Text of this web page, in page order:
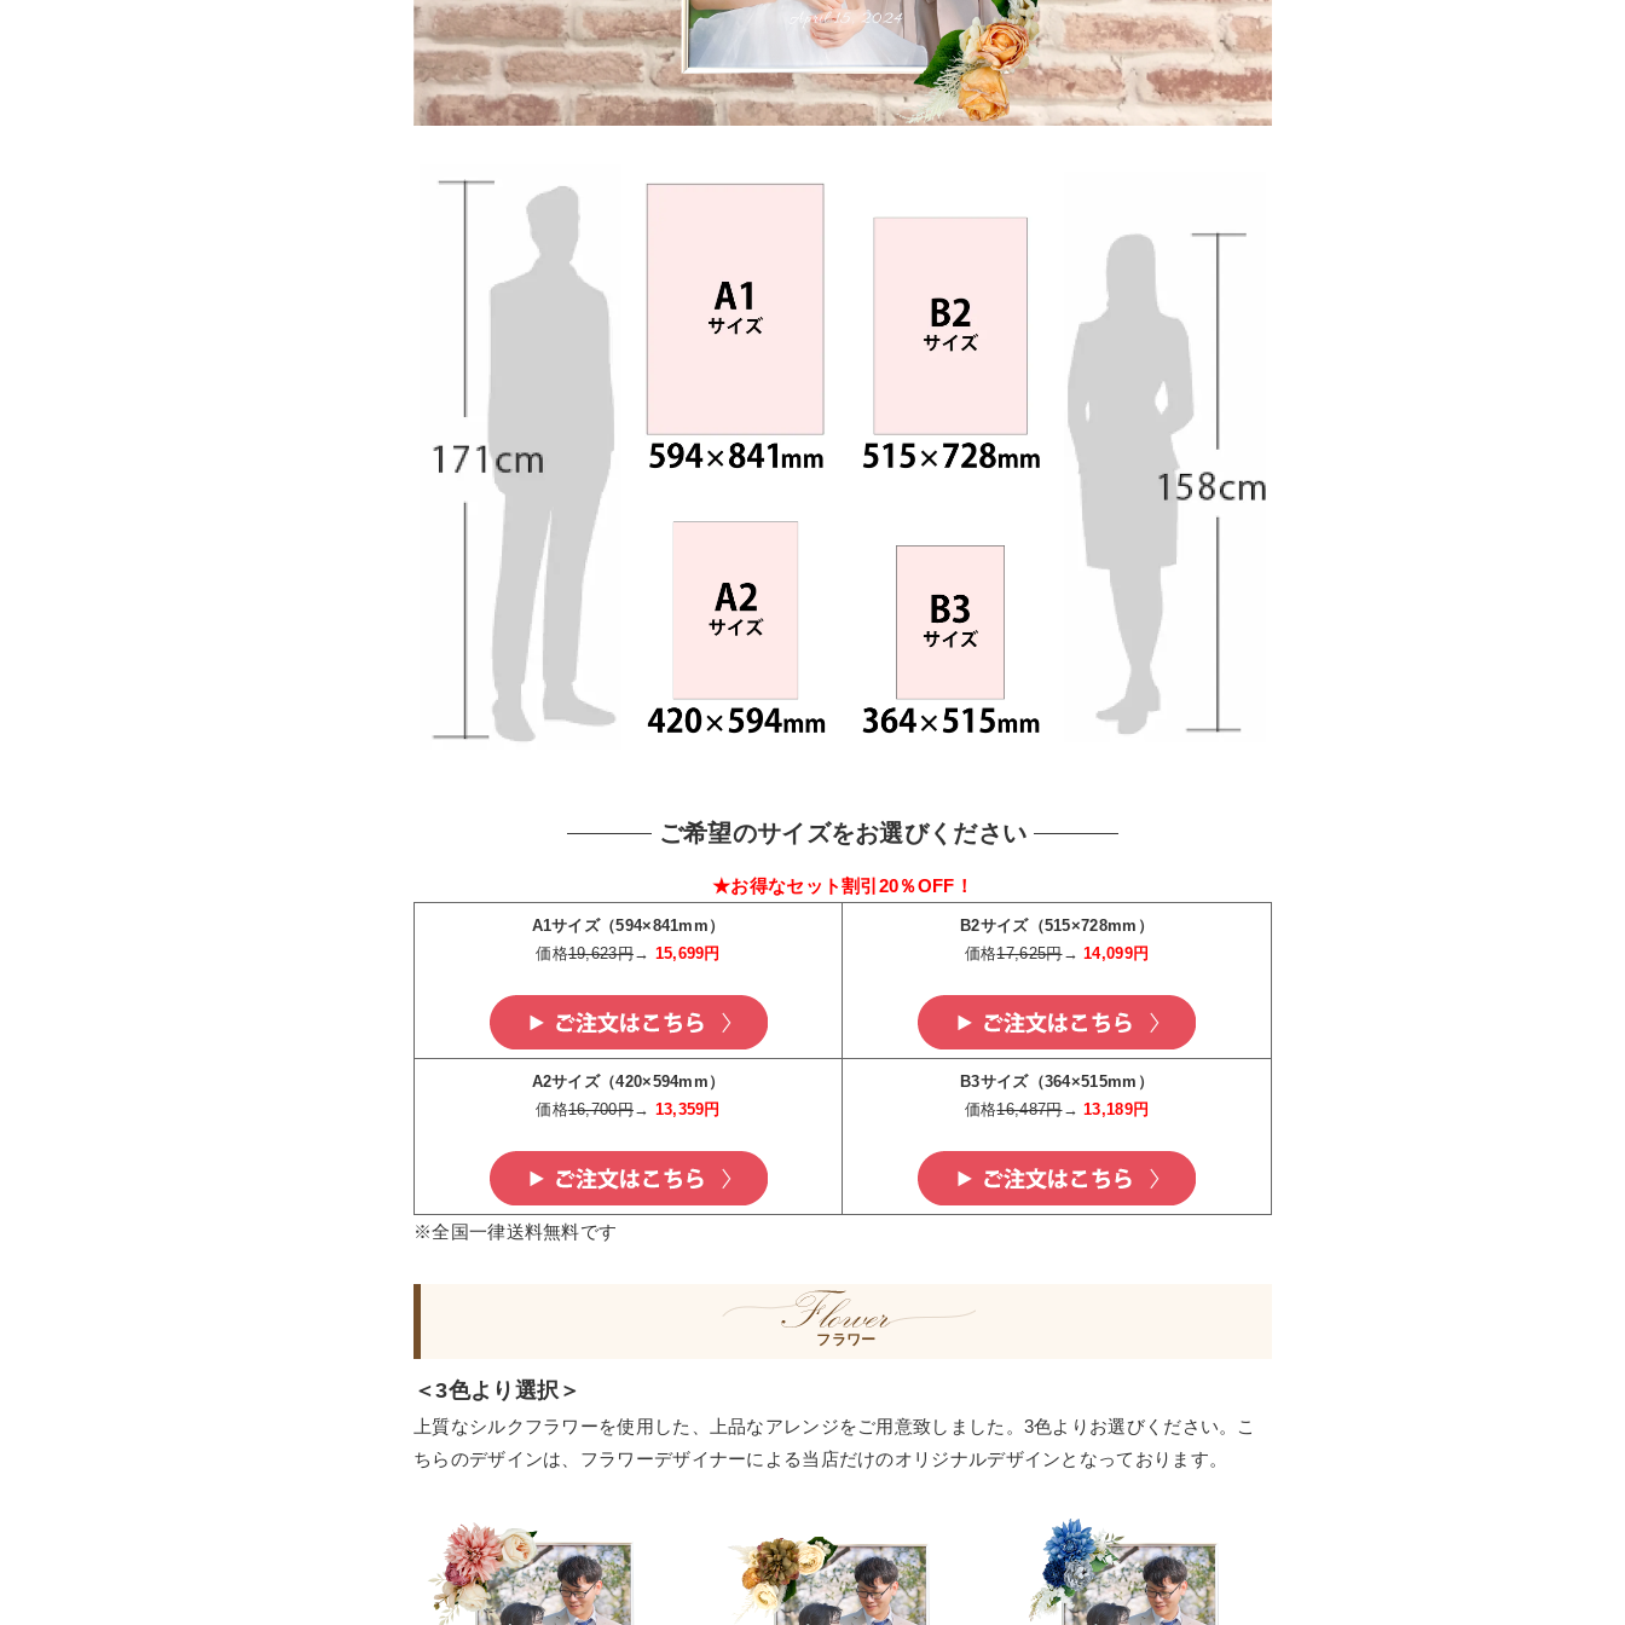
ご希望のサイズをお選びください
★お得なセット割引20％OFF！
A1サイズ（594×841mm）
価格19,623円→ 15,699円
B2サイズ（515×728mm）
価格17,625円→14,099円
A2サイズ（420×594mm）
価格16,700円→ 13,359円
B3サイズ（364×515mm）
価格16,487円→13,189円
※全国一律送料無料です
フラワー
＜3色より選択＞
上質なシルクフラワーを使用した、上品なアレンジをご用意致しました。3色よりお選びください。こ
ちらのデザインは、フラワーデザイナーによる当店だけのオリジナルデザインとなっております。